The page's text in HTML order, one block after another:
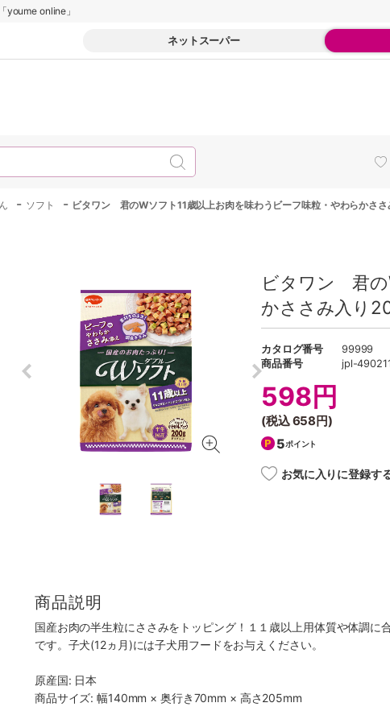
youme online」
ネットスーパー
- ソフト - ビタワン 君のWソフト11歳以上お肉を味わうビーフ味粒・やわらかさ
ビタワン 君の
かささみ入り
カタログ番号
99999
商品番号
jpl-
598円
(税込658円)
5ポイント
お気に入りに登録す
商品説明
国産お肉の半生粒にささみをトッピング！１１歳以上用体質や体調
です。子犬(12ヵ月)には子犬用フードをお与えください。
原産国: 日本
商品サイズ: 幅140mm × 奥行き70mm × 高さ205mm